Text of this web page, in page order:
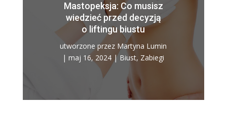
Mastopeksja: Co musisz
wiedzieć przed decyzją
o liftingu biustu
utworzone przez Martyna Lumin
|maj 16, 2024 | Biust, Zabiegi